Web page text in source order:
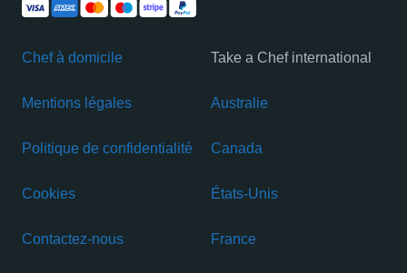
Chef à domicile
Mentions légales
Politique de confidentialité
Cookies
Contactez-nous
Take a Chef international
Australie
Canada
États-Unis
France